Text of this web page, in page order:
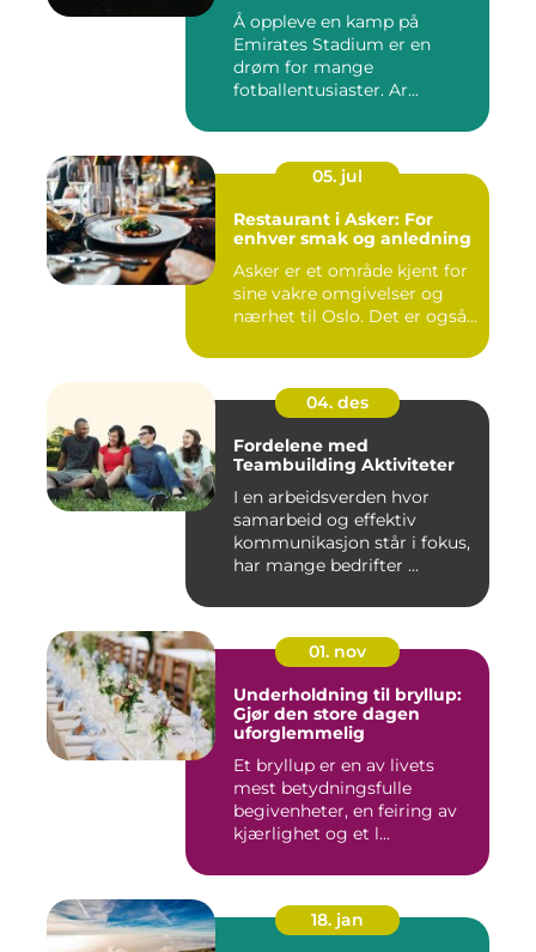
Å oppleve en kamp på
Emirates Stadium er en
drøm for mange
fotballentusiaster. Ar...
05. jul
Restaurant i Asker: For
enhver smak og anledning
Asker er et område kjent for
sine vakre omgivelser og
nærhet til Oslo. Det er også...
04. des
Fordelene med
Teambuilding Aktiviteter
I en arbeidsverden hvor
samarbeid og effektiv
kommunikasjon står i fokus,
har mange bedrifter ...
01. nov
Underholdning til bryllup:
Gjør den store dagen
uforglemmelig
Et bryllup er en av livets
mest betydningsfulle
begivenheter, en feiring av
kjærlighet og et l...
18. jan